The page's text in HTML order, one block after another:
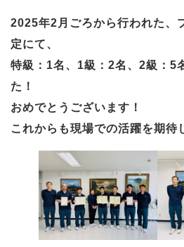
2025年2月ごろから行われた、
定にて、
特級：1名、1級：2名、2級：5
た！
おめでとうございます！
これからも現場での活躍を期